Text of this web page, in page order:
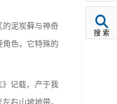
的泥炭藓与神奇
色，它特殊的
记载，产于我
右山坡地带。
搜 索